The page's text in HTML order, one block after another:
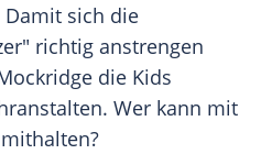
sich die
richtig anstrengen
die Kids
Wer kann mit